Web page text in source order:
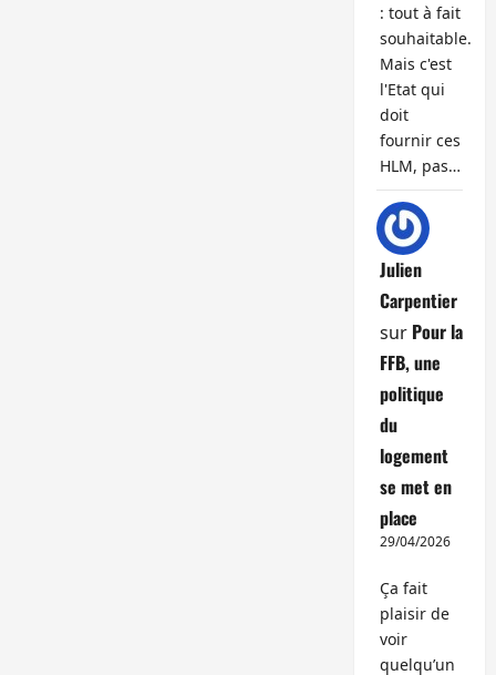
: tout à fait
souhaitable.
Mais c'est
l'Etat qui
doit
fournir ces
HLM, pas…
Julien
Carpentier
sur Pour la
FFB, une
politique
du
logement
se met en
place
29/04/2026
Ça fait
plaisir de
voir
quelqu’un